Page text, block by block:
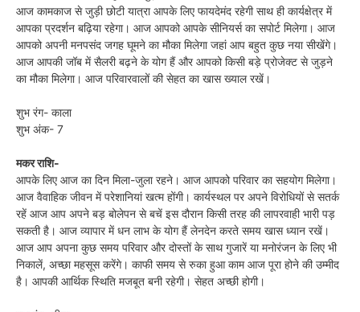
आज कामकाज से जुड़ी छोटी यात्रा आपके लिए फायदेमंद रहेगी साथ ही कार्यक्षेत्र में
आपका प्रदर्शन बढ़िया रहेगा। आज आपको आपके सीनियर्स का सपोर्ट मिलेगा। आज
आपको अपनी मनपसंद जगह घूमने का मौका मिलेगा जहां आप बहुत कुछ नया सीखेंगे।
आज आपकी जॉब में सैलरी बढ़ने के योग हैं और आपको किसी बड़े प्रोजेक्ट से जुड़ने
का मौका मिलेगा। आज परिवारवालों की सेहत का खास ख्याल रखें।
शुभ रंग- काला
शुभ अंक- 7
मकर राशि-
आपके लिए आज का दिन मिला-जुला रहने। आज आपको परिवार का सहयोग मिलेगा।
आज वैवाहिक जीवन में परेशानियां खत्म होंगी। कार्यस्थल पर अपने विरोधियों से सतर्क
रहें आज आप अपने बड़ बोलेपन से बचें इस दौरान किसी तरह की लापरवाही भारी पड़
सकती है। आज व्यापार में धन लाभ के योग हैं लेनदेन करते समय खास ध्यान रखें।
आज आप अपना कुछ समय परिवार और दोस्तों के साथ गुजारें या मनोरंजन के लिए भी
निकालें, अच्छा महसूस करेंगे। काफी समय से रुका हुआ काम आज पूरा होने की उम्मीद
है। आपकी आर्थिक स्थिति मजबूत बनी रहेगी। सेहत अच्छी होगी।